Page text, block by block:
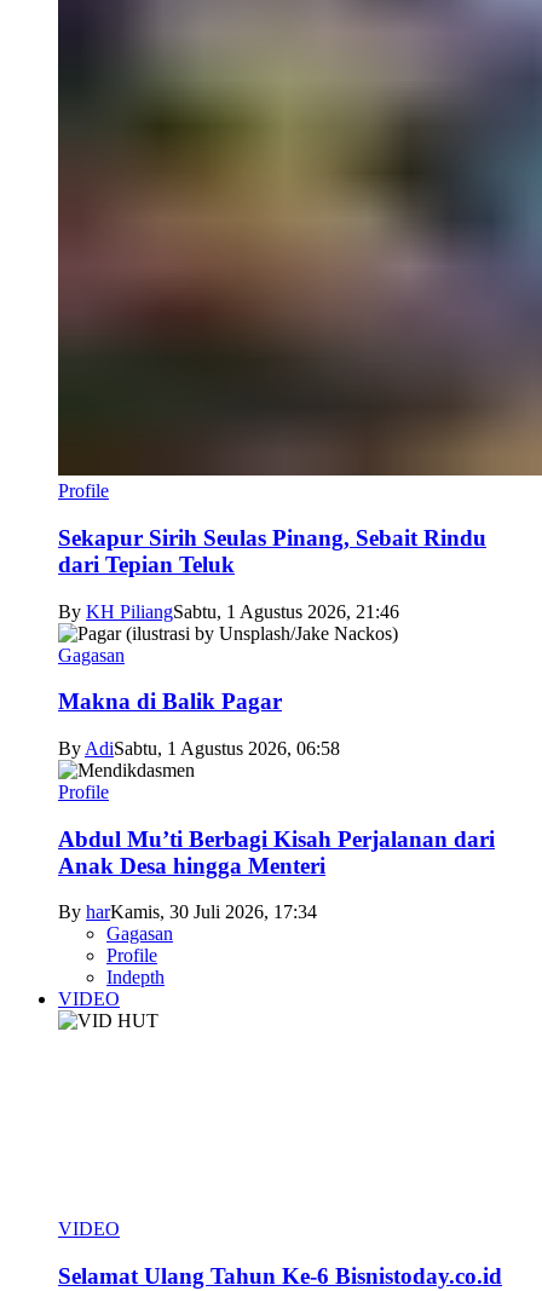
Profile
Sekapur Sirih Seulas Pinang, Sebait Rindu
dari Tepian Teluk
By KH PiliangSabtu, 1 Agustus 2026, 21:46
Gagasan
Makna di Balik Pagar
By AdiSabtu, 1 Agustus 2026, 06:58
Profile
Abdul Mu’ti Berbagi Kisah Perjalanan dari
Anak Desa hingga Menteri
By harKamis, 30 Juli 2026, 17:34
Gagasan
Profile
Indepth
VIDEO
VIDEO
Selamat Ulang Tahun Ke-6 Bisnistoday.co.id